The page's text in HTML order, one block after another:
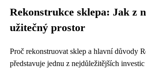
Rekonstrukce sklepa: Jak z
užitečný prostor
Proč rekonstruovat sklep a hlavní důvody
představuje jednu z nejdůležitějších